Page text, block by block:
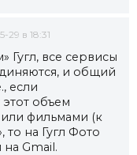
29 в 18:31
Гугл, все сервисы
и общий
если
этот объем
фильмами (к
то на Гугл Фото
на Gmail.